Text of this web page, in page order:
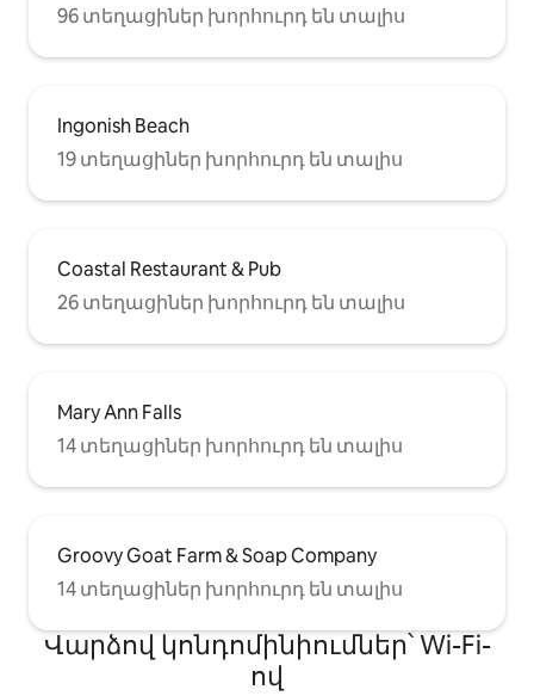
96 տեղացիներ խորհուրդ են տալիս
Ingonish Beach
19 տեղացիներ խորհուրդ են տալիս
Coastal Restaurant & Pub
26 տեղացիներ խորհուրդ են տալիս
Mary Ann Falls
14 տեղացիներ խորհուրդ են տալիս
Groovy Goat Farm & Soap Company
14 տեղացիներ խորհուրդ են տալիս
Վարձով կոնդոմինիումներ՝ Wi-Fi-
ով